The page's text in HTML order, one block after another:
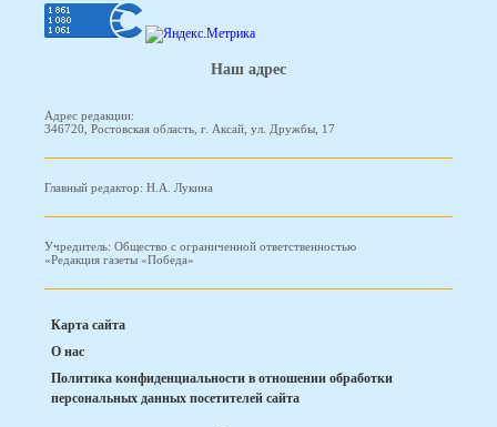
Наш адрес
Адрес редакции:
346720, Ростовская область, г. Аксай, ул. Дружбы, 17
Главный редактор: Н.А. Лукина
Учредитель: Общество с ограниченной ответственностью
«Редакция газеты «Победа»
Карта сайта
О нас
Политика конфиденциальности в отношении обработки
персональных данных посетителей сайта